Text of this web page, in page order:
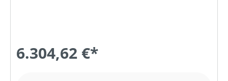
6.304,62 €*